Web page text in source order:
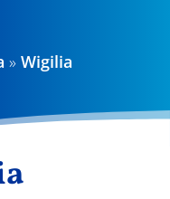
»Wigilia